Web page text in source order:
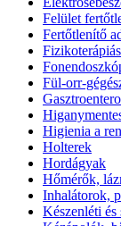
Felület
Fertőtlenítő
Fül-orr-
Higienia a
Holterek
Hordágyak
Hőmérők,
Inhalátorok,
Készenléti és